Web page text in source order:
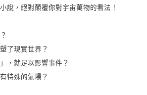
說，絕對顛覆你對宇宙萬物的看法！
了現實世界？
，就足以影響事件？
特殊的氣場？